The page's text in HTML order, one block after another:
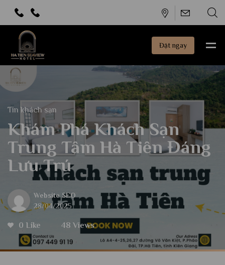
Đặt ngay
Tin khách sạn
Khám Phá Khách Sạn
Trung Tâm Hà Tiên Đáng
Lưu Trú
Website SEO
28/04/2025
0 Like 48 Views